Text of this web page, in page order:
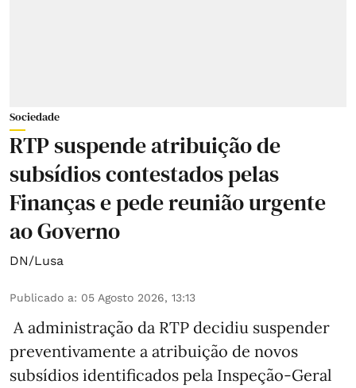
Sociedade
RTP suspende atribuição de
subsídios contestados pelas
Finanças e pede reunião urgente
ao Governo
DN/Lusa
Publicado a: 05 Agosto 2026, 13:13
A administração da RTP decidiu suspender
preventivamente a atribuição de novos
subsídios identificados pela Inspeção-Geral